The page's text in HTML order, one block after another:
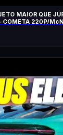
MAIOR QUE
- COMETA 220P/